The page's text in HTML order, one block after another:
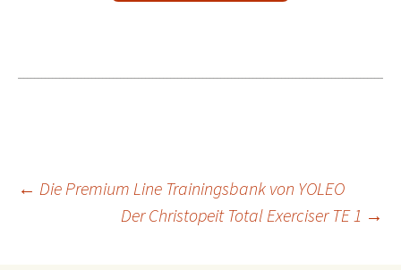
Beitragsnavigation
← Die Premium Line Trainingsbank von YOLEO
Der Christopeit Total Exerciser TE 1 →